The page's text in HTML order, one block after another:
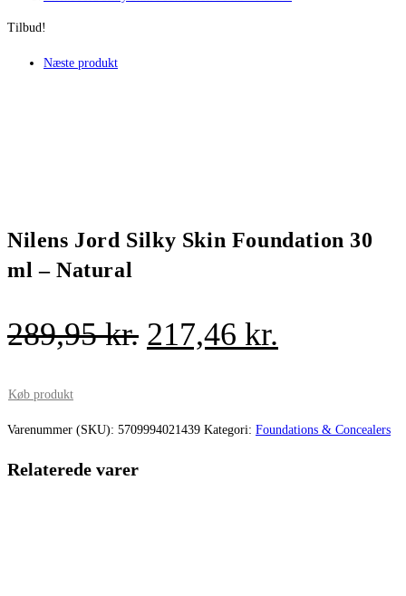
Tilbud!
Næste produkt
Nilens Jord Silky Skin Foundation 30
ml – Natural
289,95kr. Den
var:
217,46 kr.
er:
Køb produkt
Varenummer (SKU): 5709994021439 Kategori: Foundations & Concealers
Relaterede varer